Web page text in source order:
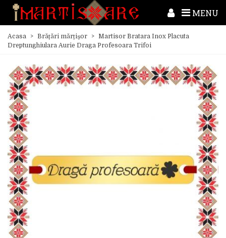
MENU
Acasa > Brățări mărțișor > Martisor Bratara Inox Placuta
Dreptunghiulara Aurie Draga Profesoara Trifoi